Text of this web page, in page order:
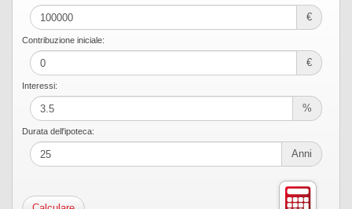
€
Contribuzione iniciale:
€
Interessi:
%
Durata dell'ipoteca:
Anni